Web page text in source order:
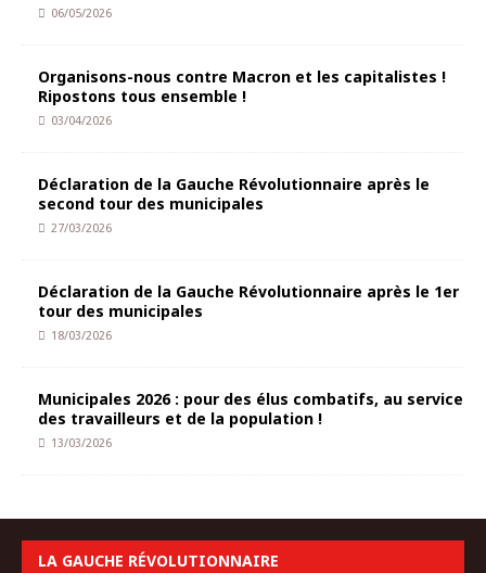
06/05/2026
Organisons-nous contre Macron et les capitalistes !
Ripostons tous ensemble !
03/04/2026
Déclaration de la Gauche Révolutionnaire après le
second tour des municipales
27/03/2026
Déclaration de la Gauche Révolutionnaire après le 1er
tour des municipales
18/03/2026
Municipales 2026 : pour des élus combatifs, au service
des travailleurs et de la population !
13/03/2026
LA GAUCHE RÉVOLUTIONNAIRE